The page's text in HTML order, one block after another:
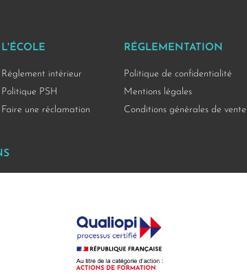
L'ÉCOLE
Réglement intérieur
Politique PSH
Faire une réclamation
RÉGLEMENTATION
Politique de confidentialité
Mentions légales
Conditions générales de vente